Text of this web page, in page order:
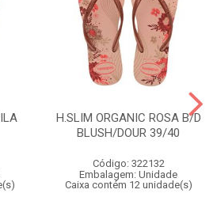
H.SLIM ORGANIC ROSA B/D
BLUSH/DOUR 39/40
Código: 322132
Embalagem: Unidade
Caixa contém 12 unidade(s)